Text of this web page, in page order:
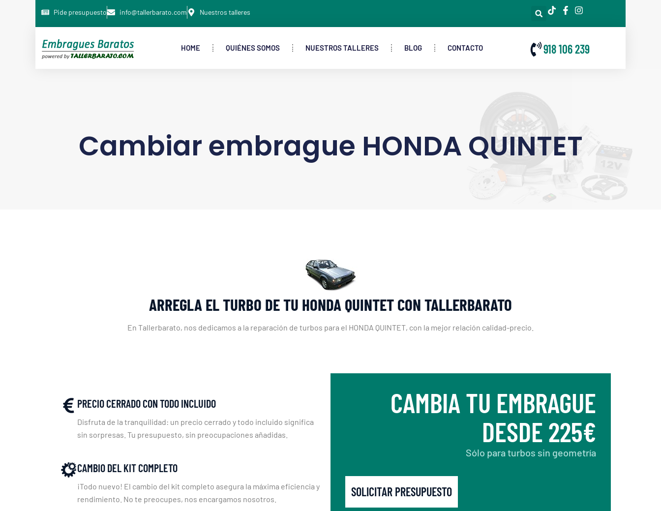
Pide presupuesto info@tallerbarato.com Nuestros talleres
HOME QUIÉNES SOMOS NUESTROS TALLERES BLOG CONTACTO 918 106 239
Cambiar embrague HONDA QUINTET
ARREGLA EL TURBO DE TU HONDA QUINTET CON TALLERBARATO
En Tallerbarato, nos dedicamos a la reparación de turbos para el HONDA QUINTET, con la mejor relación calidad-precio.
PRECIO CERRADO CON TODO INCLUIDO
Disfruta de la tranquilidad: un precio cerrado y todo incluido significa
sin sorpresas. Tu presupuesto, sin preocupaciones añadidas.
CAMBIO DEL KIT COMPLETO
¡Todo nuevo! El cambio del kit completo asegura la máxima eficiencia y
rendimiento. No te preocupes, nos encargamos nosotros.
CAMBIA TU EMBRAGUE
DESDE 225€
Sólo para turbos sin geometría
SOLICITAR PRESUPUESTO